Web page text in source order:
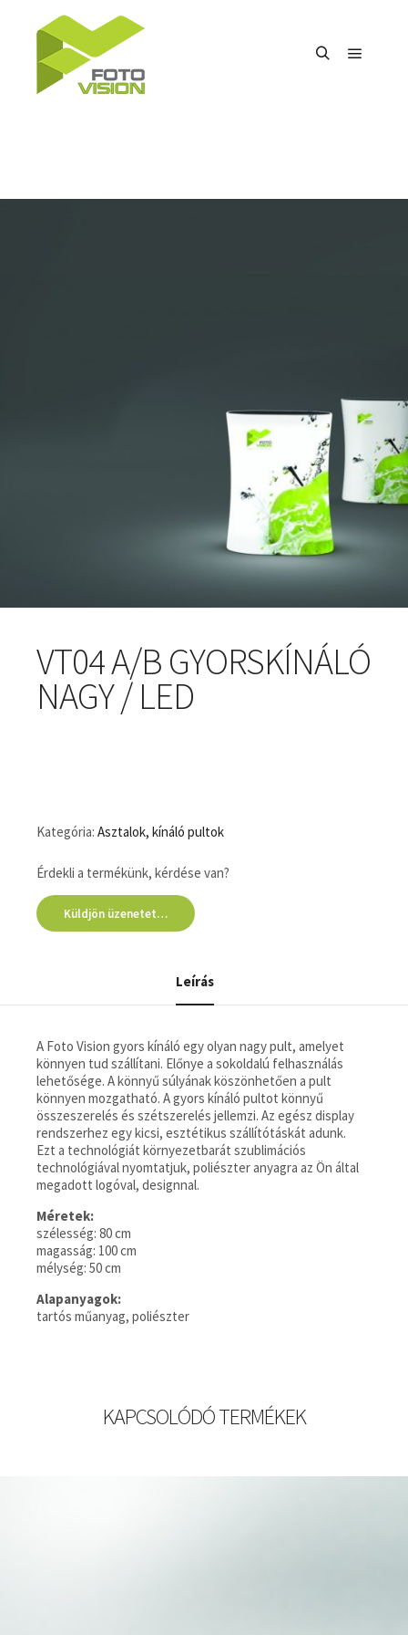
VT04 A/B GYORSKÍNÁLÓ
NAGY / LED
Kategória: Asztalok, kínáló pultok
Érdekli a termékünk, kérdése van?
Küldjön üzenetet…
Leírás
A Foto Vision gyors kínáló egy olyan nagy pult, amelyet
könnyen tud szállítani. Előnye a sokoldalú felhasználás
lehetősége. A könnyű súlyának köszönhetően a pult
könnyen mozgatható. A gyors kínáló pultot könnyű
összeszerelés és szétszerelés jellemzi. Az egész display
rendszerhez egy kicsi, esztétikus szállítótáskát adunk.
Ezt a technológiát környezetbarát szublimációs
technológiával nyomtatjuk, poliészter anyagra az Ön által
megadott logóval, designnal.
Méretek:
szélesség: 80 cm
magasság: 100 cm
mélység: 50 cm
Alapanyagok:
tartós műanyag, poliészter
KAPCSOLÓDÓ TERMÉKEK